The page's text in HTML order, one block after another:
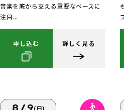
音楽を底から支える重要なベースに
注目...
申し込む 詳しく見る
8/9(日)